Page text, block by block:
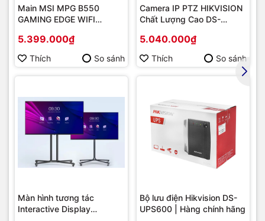
-Máy có 1 khay huỷ to và 1 khe huỷ nhỏ: 1 Khay hủy to
, khay này chứa tối đa số thẻ
nhựa trên 1 lần huỷ: 800 thẻ. Tốc độ huỷ thẻ: 100 thẻ/phút. -
Kích thước khay huỷ lớn (mm) : 225X196mm.
Main MSI MPG B550
GAMING EDGE WIFI
Socket AM4/ VGA
onboard)
5.399.000₫
Thích So sánh
Camera IP PTZ HIKVISION
Chất Lượng Cao DS-
5.040.000₫
Thích So sánh
Màn hình tương tác
Interactive Display
Bộ lưu điện Hikvision DS-
UPS600 | Hàng chính hãng